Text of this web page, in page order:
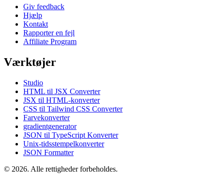
Giv feedback
Hjælp
Kontakt
Rapporter en fejl
Affiliate Program
Værktøjer
Studio
HTML til JSX Converter
JSX til HTML-konverter
CSS til Tailwind CSS Converter
Farvekonverter
gradientgenerator
JSON til TypeScript Konverter
Unix-tidsstempelkonverter
JSON Formatter
© 2026. Alle rettigheder forbeholdes.